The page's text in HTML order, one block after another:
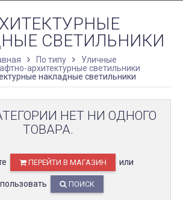
СВЕТИЛЬНИКИ
По типу
Уличные
архитектурные светильники
накладные светильники
НЕТ НИ ОДНОГО
ТОВАРА.
ПЕРЕЙТИ В МАГАЗИН или
ПОИСК